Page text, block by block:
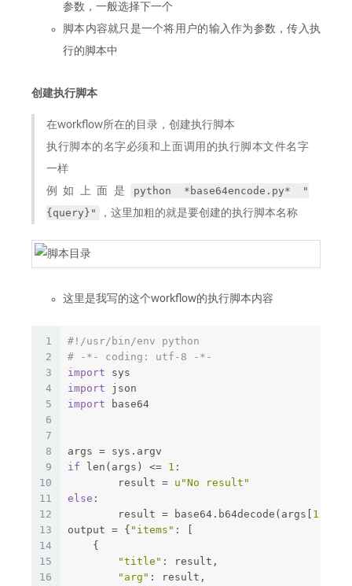
参数，一般选择下一个
脚本内容就只是一个将用户的输入作为参数，传入执
行的脚本中
创建执行脚本
在workflow所在的目录，创建执行脚本
执行脚本的名字必须和上面调用的执行脚本文件名字
一样
例如上面是
python *base64encode.py* "
{query}"
，这里加粗的就是要创建的执行脚本名称
这里是我写的这个workflow的执行脚本内容
1
2
3
4
5
6
7
8
9
10
11
12
13
14
15
16
#!/usr/bin/env python
# -*- coding: utf-8 -*-
import sys
import json
import base64
args = sys.argv
if len(args) <= 1 :
	result =
u"No result"
else :
	result = base64.b64decode(args[
1
output = { "items" : [
    {
"title" : result,
"arg" : result,